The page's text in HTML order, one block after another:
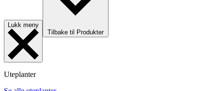
Lukk meny
Tilbake til Produkter
Uteplanter